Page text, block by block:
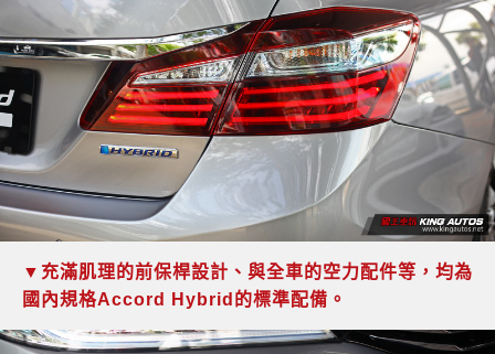
▼充滿肌理的前保桿設計、與全車的空力配件等，均為
國內規格Accord Hybrid的標準配備。